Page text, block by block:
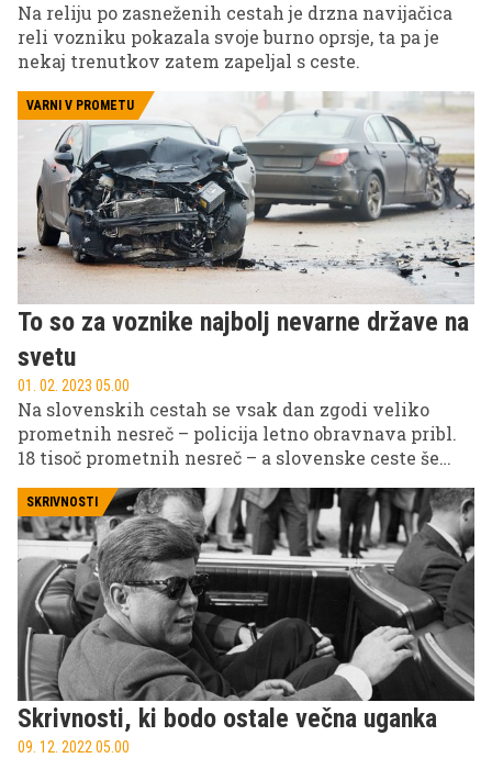
Na reliju po zasneženih cestah je drzna navijačica
reli vozniku pokazala svoje burno oprsje, ta pa je
nekaj trenutkov zatem zapeljal s ceste.
VARNI V PROMETU
To so za voznike najbolj nevarne države na
svetu
01. 02. 2023 05.00
Na slovenskih cestah se vsak dan zgodi veliko
prometnih nesreč – policija letno obravnava pribl.
18 tisoč prometnih nesreč – a slovenske ceste še
zdaleč niso tako nevarne kot v nekaterih drugih
državah.
SKRIVNOSTI
Skrivnosti, ki bodo ostale večna uganka
09. 12. 2022 05.00